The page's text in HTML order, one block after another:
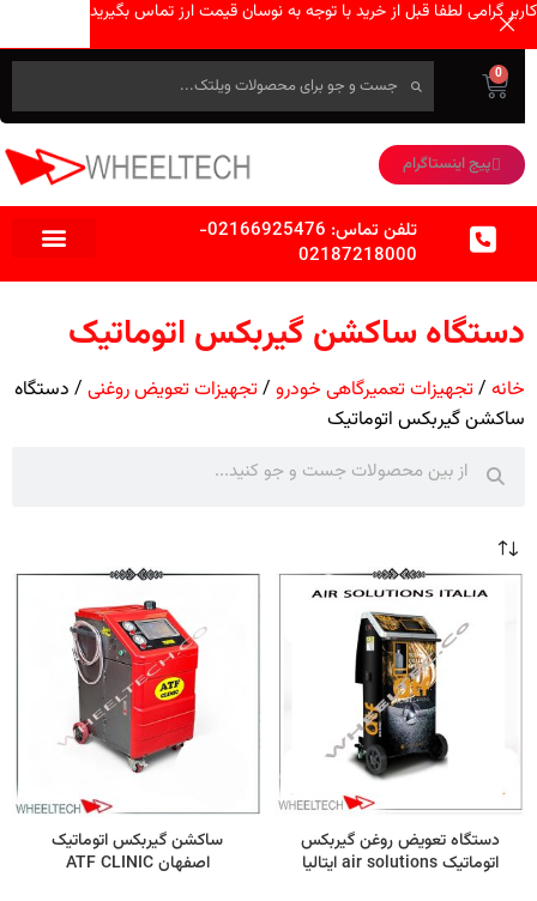
0
پیج اینستاگرام
تلفن تماس: 02166925476
-
02187218000
دستگاه ساکشن گیربکس اتوماتیک
خانه تجهیزات تعمیرگاهی خودرو تجهیزات تعویض روغنی
دستگاه
ساکشن گیربکس اتوماتیک
دستگاه تعویض روغن گیربکس
اتوماتیک air solutions ایتالیا
ساکشن گیربکس اتوماتیک
اصفهان ATF CLINIC
کاربر گرامی لطفا قبل از خرید با توجه به نوسان قیمت ارز تماس بگیرید